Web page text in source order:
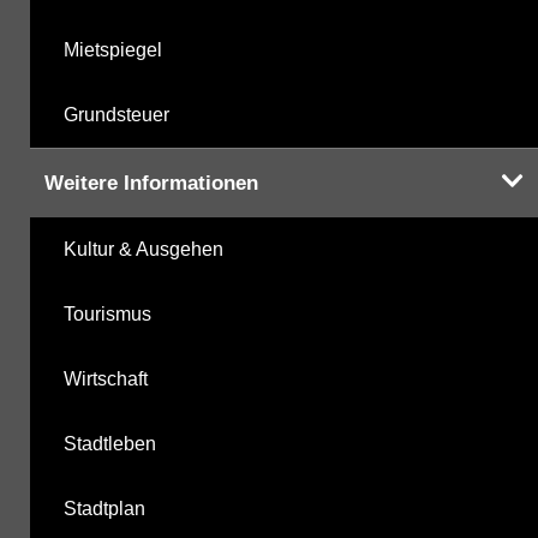
Mietspiegel
Grundsteuer
Weitere Informationen
Kultur & Ausgehen
Tourismus
Wirtschaft
Stadtleben
Stadtplan